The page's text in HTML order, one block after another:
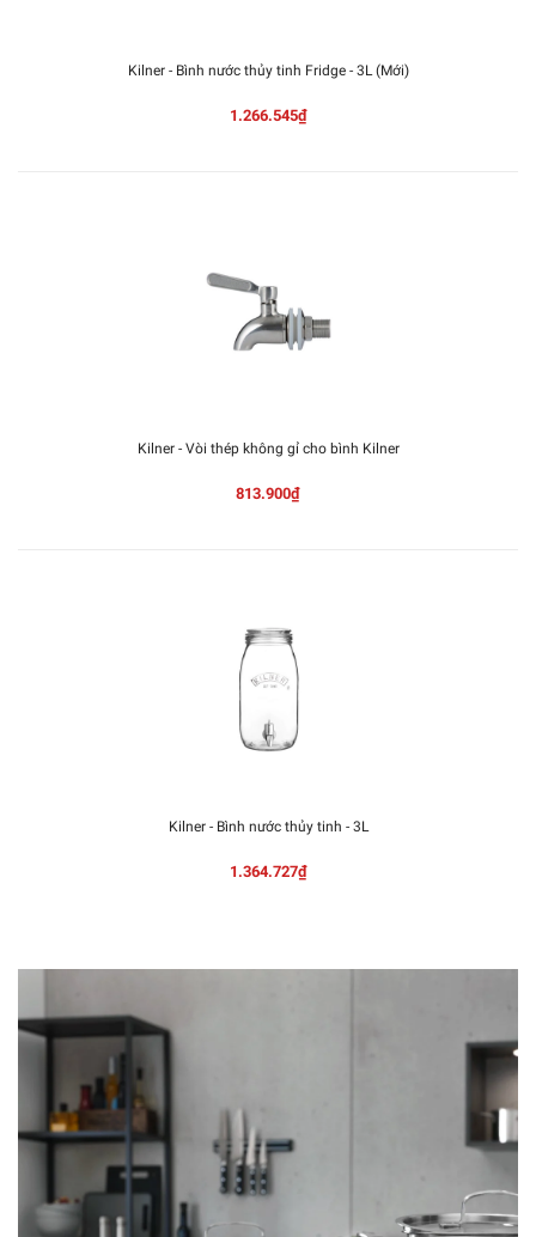
Kilner - Bình nước thủy tinh Fridge - 3L (Mới)
1.266.545₫
Kilner - Vòi thép không gỉ cho bình Kilner
813.900₫
Kilner - Bình nước thủy tinh - 3L
1.364.727₫